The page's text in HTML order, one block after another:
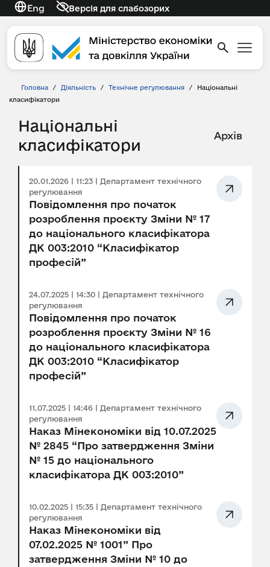
Eng Версія для слабозорих
Головна / Діяльність / Технічне регулювання /
Національні
класифікатори
Національні
класифікатори
Архів
20.01.2026 | 11:23 | Департамент технічного
регулювання
Повідомлення про початок
розроблення проєкту Зміни № 17
до національного класифікатора
ДК 003:2010 “Класифікатор
професій”
24.07.2025 | 14:30 | Департамент технічного
регулювання
Повідомлення про початок
розроблення проєкту Зміни № 16
до національного класифікатора
ДК 003:2010 “Класифікатор
професій”
11.07.2025 | 14:46 | Департамент технічного
регулювання
Наказ Мінекономіки від 10.07.2025
№ 2845 “Про затвердження Зміни
№ 15 до національного
класифікатора ДК 003:2010”
10.02.2025 | 15:35 | Департамент технічного
регулювання
Наказ Мінекономіки від
07.02.2025 № 1001” Про
затвердження Зміни № 10 до